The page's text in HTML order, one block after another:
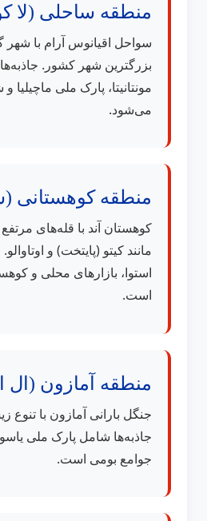
منطقه ساحلی (لا
سواحل اقیانوس آرام با شهر
بزرگترین شهر کشور.
مونتانیتا، پارک ملی ماچیلیا
می‌شود.
منطقه کوهستانی
کوهستان آند با قله‌های
مانند کیتو (پایتخت) و
استوا، بازارهای محلی و
است.
منطقه آمازون (ال
جنگل بارانی آمازون با تنوع
جاذبه‌ها شامل پارک ملی
جوامع بومی است.